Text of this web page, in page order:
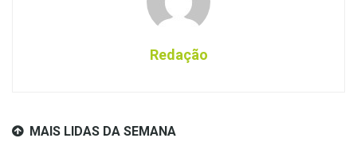
Redação
MAIS LIDAS DA SEMANA